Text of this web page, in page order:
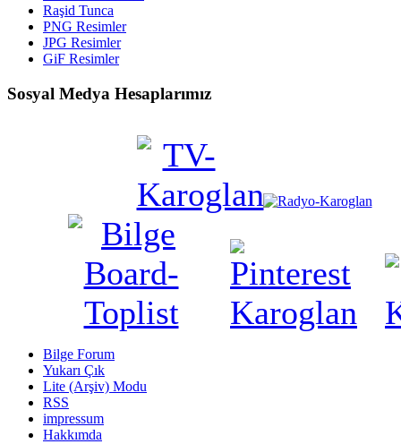
Raşid Tunca
PNG Resimler
JPG Resimler
GiF Resimler
Sosyal Medya Hesaplarımız
Bilge Forum
Yukarı Çık
Lite (Arşiv) Modu
RSS
impressum
Hakkımda